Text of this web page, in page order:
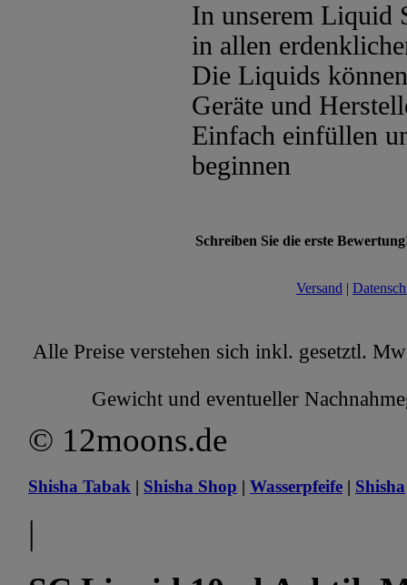
In unserem Liquid
in allen
Die Liquids
Geräte und
Einfach einfüllen
beginnen
Schreiben Sie die erste
Versand |
Alle Preise verstehen sich inkl. gesetztl.
Gewicht und eventueller
© 12moons.de
Shisha Tabak | Shisha Shop | Wasserpfeife | Shisha
|